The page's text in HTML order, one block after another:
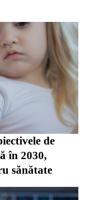
de
în 2030,
sănătate